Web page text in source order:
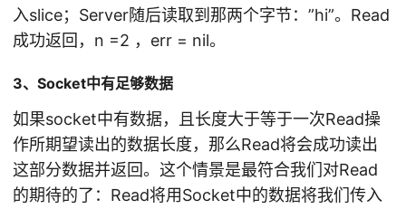
入slice；Server随后读取到那两个字节：”hi”。Read
成功返回，n =2 ，err = nil。
3、Socket中有足够数据
如果socket中有数据，且长度大于等于一次Read操
作所期望读出的数据长度，那么Read将会成功读出
这部分数据并返回。这个情景是最符合我们对Read
的期待的了：Read将用Socket中的数据将我们传入